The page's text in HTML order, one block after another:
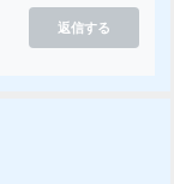
返信する